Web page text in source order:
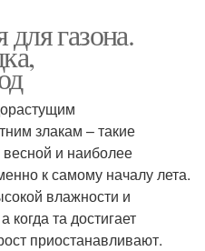
газона.
злакам – такие
и наиболее
к самому началу лета.
влажности и
когда та достигает
приостанавливают.